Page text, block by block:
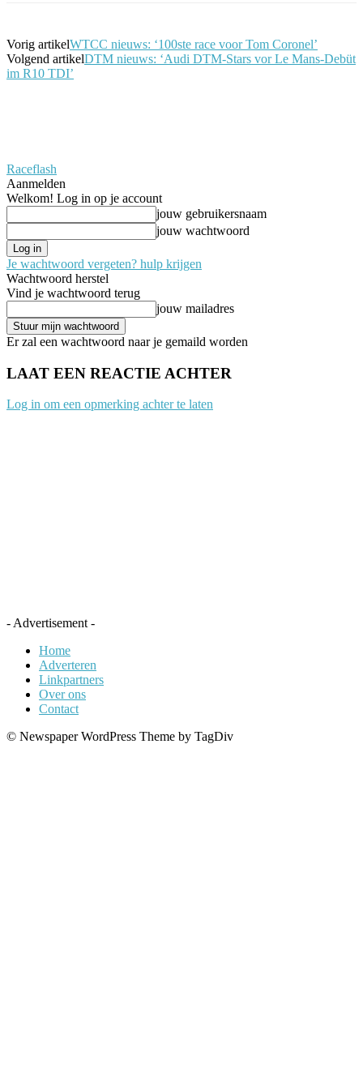
Vorig artikelWTCC nieuws: ‘100ste race voor Tom Coronel’
Volgend artikelDTM nieuws: ‘Audi DTM-Stars vor Le Mans-Debüt
im R10 TDI’
Raceflash
Aanmelden
Welkom! Log in op je account
jouw gebruikersnaam
jouw wachtwoord
Je wachtwoord vergeten? hulp krijgen
Wachtwoord herstel
Vind je wachtwoord terug
jouw mailadres
Er zal een wachtwoord naar je gemaild worden
LAAT EEN REACTIE ACHTER
Log in om een opmerking achter te laten
- Advertisement -
Home
Adverteren
Linkpartners
Over ons
Contact
© Newspaper WordPress Theme by TagDiv